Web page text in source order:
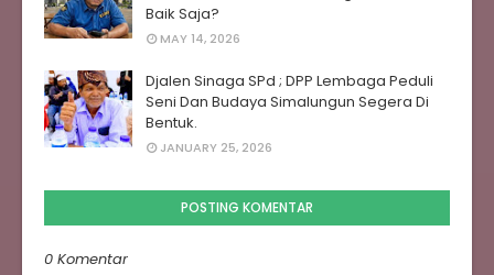
Baik Saja?
MAY 14, 2026
Djalen Sinaga SPd ; DPP Lembaga Peduli
Seni Dan Budaya Simalungun Segera Di
Bentuk.
JANUARY 25, 2026
POSTING KOMENTAR
0 Komentar